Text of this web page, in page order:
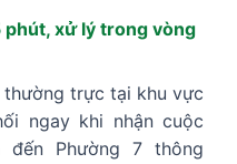
phút, xử lý trong vòng
trực tại khu vực
ngay khi nhận cuộc
Phường 7 thông